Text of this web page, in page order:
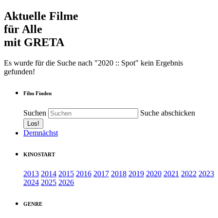
Aktuelle Filme
für Alle
mit GRETA
Es wurde für die Suche nach "2020 :: Spot" kein Ergebnis
gefunden!
Film Finden
Suchen Suche abschicken
Demnächst
KINOSTART
2013 2014 2015 2016 2017 2018 2019 2020 2021 2022 2023
2024 2025 2026
GENRE